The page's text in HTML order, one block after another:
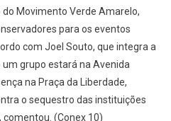
Movimento Verde Amarelo,
para os eventos
com Joel Souto, que integra a
grupo estará na Avenida
na Praça da Liberdade,
o sequestro das instituições
comentou. (Conex 10)